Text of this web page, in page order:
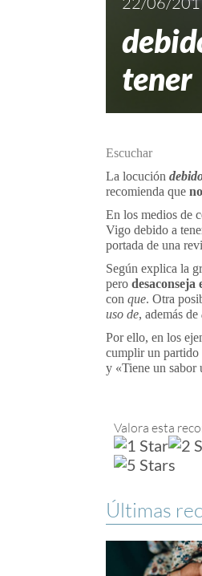
tener
Escuchar
La locución
recomienda que
En los medios de
Vigo debido a
portada de una
Según explica la
pero desaconseja
con que. Otra
uso de, además de
Por ello, en los
cumplir un partido
y «Tiene un sabor
Valora esta
Últimas